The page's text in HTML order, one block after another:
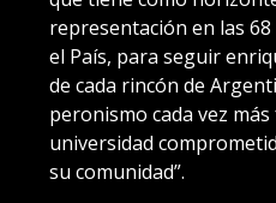
representación en las
el País, para seguir
de cada rincón de
peronismo cada vez
universidad
su comunidad”.